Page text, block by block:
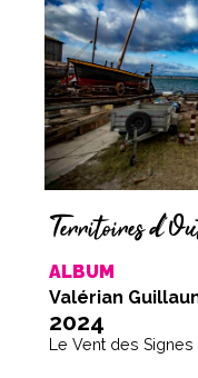
ALBUM
Valérian
2024
Le Vent des